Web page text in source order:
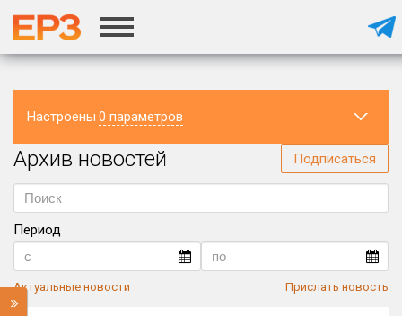
Настроены 0 параметров
Регион
Архив новостей Подписаться
Период
Актуальные новости Прислать новость